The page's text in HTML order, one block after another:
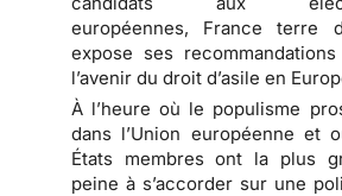
européennes, France terre
expose ses
l’avenir du droit d’asile en
À l’heure où le populisme
dans l’Union européenne et
États membres ont la plus
peine à s’accorder sur une